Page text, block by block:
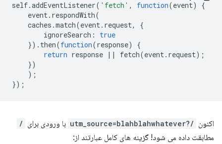
self.addEventListener( 'fetch' , function(event)
{
event. respondWith(
caches .match(event. request,
{
ignoreSearch :
true
}). then(function(response)
{
return response || fetch(event. request);
})
);
});
اکنون /?utm_source=blahblahwhatever با ورودی برای /
مطابقت داده می شود! گزینه های کامل عبارتند از: